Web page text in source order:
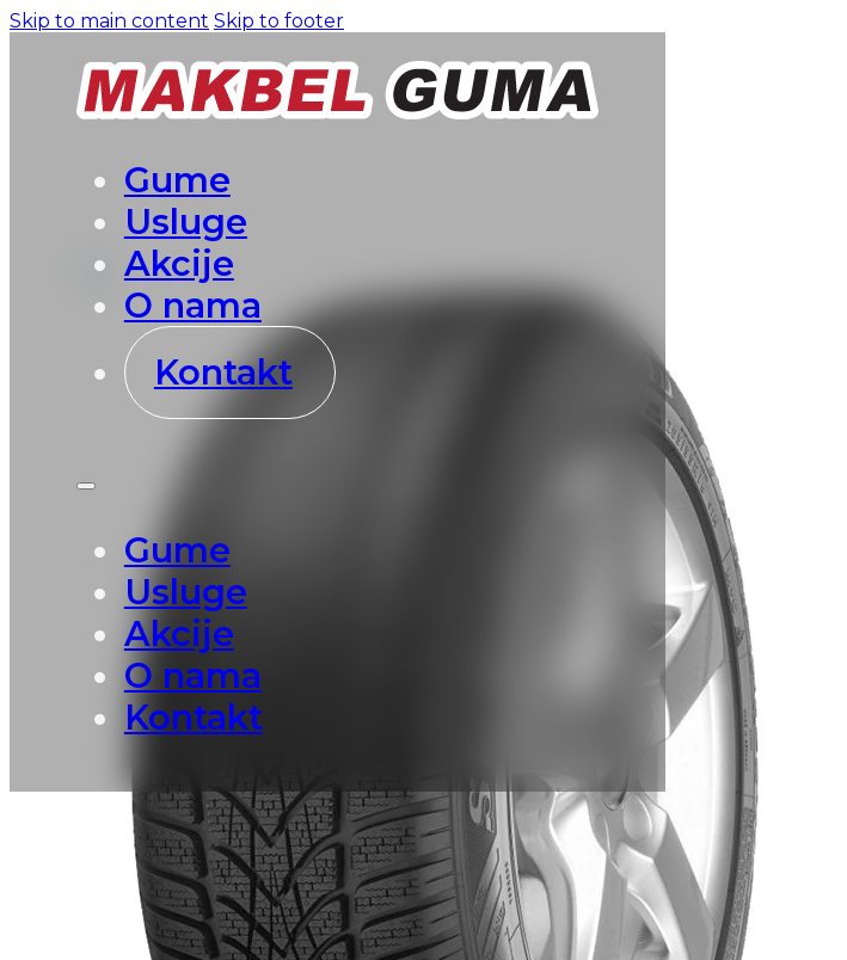
Skip to main content Skip to footer
Gume
Usluge
Akcije
O nama
Kontakt
Gume
Usluge
Akcije
O nama
Kontakt